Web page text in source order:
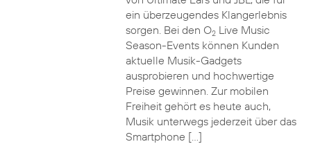
ein überzeugendes Klangerlebnis
sorgen. Bei den O2Live Music
Season-Events können Kunden
aktuelle Musik-Gadgets
ausprobieren und hochwertige
Preise gewinnen. Zur mobilen
Freiheit gehört es heute auch,
Musik unterwegs jederzeit über das
Smartphone […]